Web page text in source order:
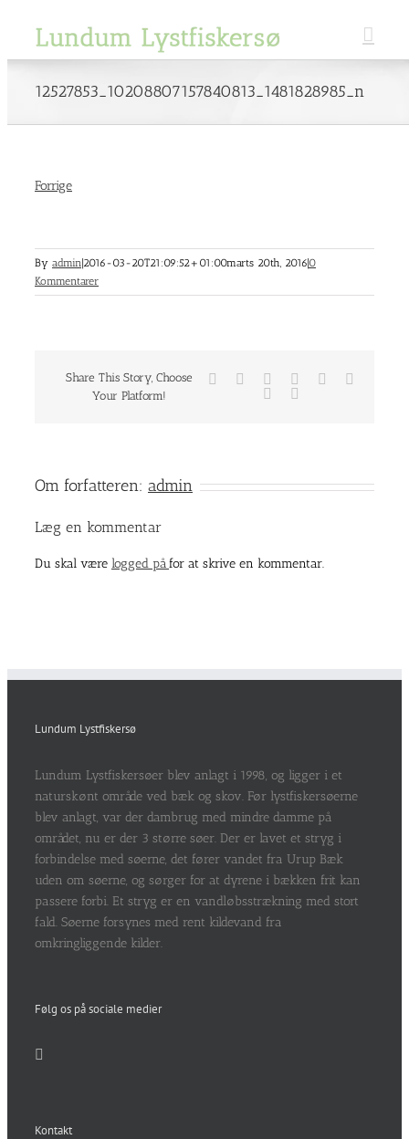
content
12527853_10208807157840813_1481828985_n
Forrige
By admin 2016-03-20T21:09:52+01:00marts 20th, 2016 0
Kommentarer
Share This Story, Choose
Your Platform!
Facebook
TwitterReddit LinkedIn
Tumblr
Om forfatteren: admin
Læg en kommentar
Du skal være logged påfor at skrive en kommentar.
Lundum Lystfiskersø
Lundum Lystfiskersøer blev anlagt i 1998, og ligger i et
naturskønt område ved bæk og skov. Før lystfiskersøerne
blev anlagt, var der dambrug med mindre damme på
området, nu er der 3 større søer. Der er lavet et stryg i
forbindelse med søerne, det fører vandet fra Urup Bæk
uden om søerne, og sørger for at dyrene i bækken frit kan
passere forbi. Et stryg er en vandløbsstrækning med stort
fald. Søerne forsynes med rent kildevand fra
omkringliggende kilder.
Følg os på sociale medier
Kontakt